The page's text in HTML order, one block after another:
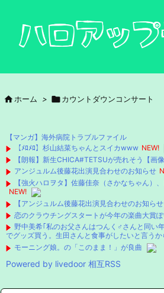
 ホーム > カウントダウンコンサート
【マンガ】海外病院トラブルファイル
【ﾒﾛﾒﾛ】杉山結菜ちゃんとスイカwww NEW!
【朗報】新生CHICA#TETSUが売れそう【画像
アンジュルム後藤花出演見合わせのお知らせ
【強火ハロヲタ】佐藤佳奈（さかなちゃん）
NEW!
【アンジュルム後藤花出演見合わせのお知ら
恋のクラウチングスタートが今年の楽曲大賞
野中美希｢私のお父さんはつんく♂さんと同い
でグッズ買う。生田さんと食事がしたいと言うか
モーニング娘。の「このまま！」が良曲
Powered by livedoor 相互RSS